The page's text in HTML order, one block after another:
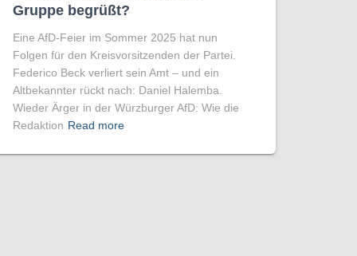
Gruppe begrüßt?
Eine AfD-Feier im Sommer 2025 hat nun
Folgen für den Kreisvorsitzenden der Partei.
Federico Beck verliert sein Amt – und ein
Altbekannter rückt nach: Daniel Halemba.
Wieder Ärger in der Würzburger AfD: Wie die
Redaktion Read more